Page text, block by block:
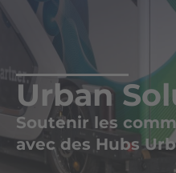
Urban
Soutenir les
avec des Hubs